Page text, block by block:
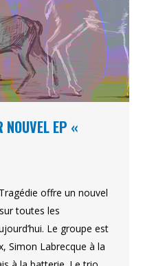
NOUVEL EP «
offre un nouvel
toutes les
Le groupe est
Simon Labrecque à la